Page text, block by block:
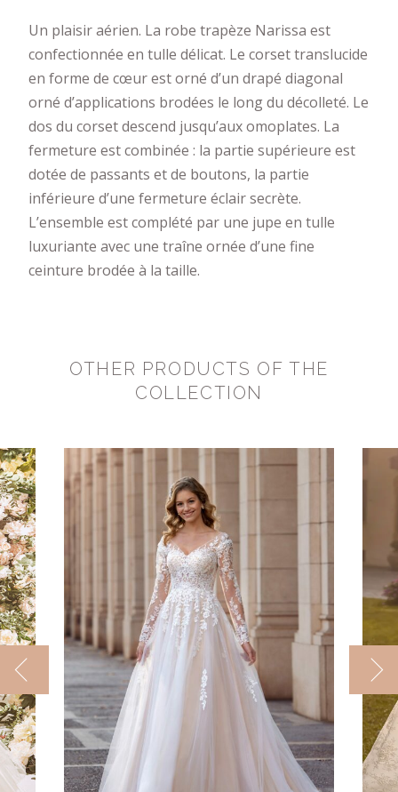
Un plaisir aérien. La robe trapèze Narissa est
confectionnée en tulle délicat. Le corset translucide
en forme de cœur est orné d’un drapé diagonal
orné d’applications brodées le long du décolleté. Le
dos du corset descend jusqu’aux omoplates. La
fermeture est combinée : la partie supérieure est
dotée de passants et de boutons, la partie
inférieure d’une fermeture éclair secrète.
L’ensemble est complété par une jupe en tulle
luxuriante avec une traîne ornée d’une fine
ceinture brodée à la taille.
OTHER PRODUCTS OF THE
COLLECTION